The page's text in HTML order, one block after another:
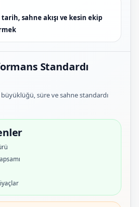
sahne akışı ve kesin ekip
Standardı
süre ve sahne standardı